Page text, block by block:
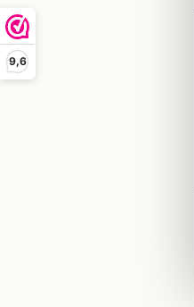
9,6